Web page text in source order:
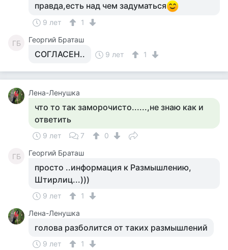
правда,есть над чем задуматься
9 лет 1
ГБ Георгий Браташ
СОГЛАСЕН.. 9 лет 1
Лена-Ленушка
что то так заморочисто......,не знаю как и
ответить
9 лет 7 0
ГБ Георгий Браташ
просто ..информация к Размышлению,
Штирлиц...)))
9 лет
1
Лена-Ленушка
голова разболится от таких размышлений
9 лет 1